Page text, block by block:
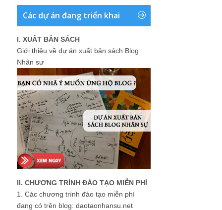
Các dự án đang triển khai
I. XUẤT BẢN SÁCH
Giới thiệu về dự án xuất bản sách Blog
Nhân sự
II. CHƯƠNG TRÌNH ĐÀO TẠO MIỄN PHÍ
1. Các chương trình đào tạo miễn phí
đang có trên blog: daotaonhansu.net